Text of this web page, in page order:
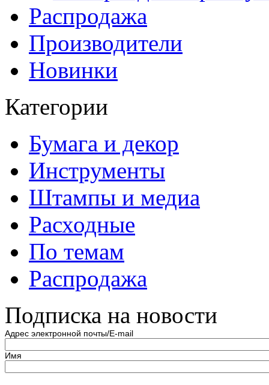
Распродажа
Производители
Новинки
Категории
Бумага и декор
Инструменты
Штампы и медиа
Расходные
По темам
Распродажа
Подписка на новости
Адрес электронной почты/E-mail
Имя